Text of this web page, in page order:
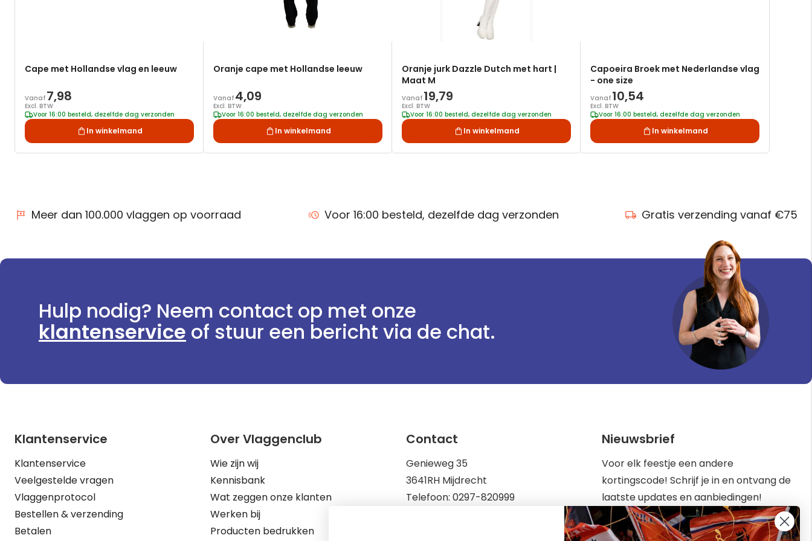
Cape met Hollandse vlag en leeuw
Vanaf 7,98
Excl. BTW
Voor 16:00 besteld, dezelfde dag verzonden
In winkelmand
Oranje cape met Hollandse leeuw
Vanaf 4,09
Excl. BTW
Voor 16:00 besteld, dezelfde dag verzonden
In winkelmand
Oranje jurk Dazzle Dutch met hart |
Maat M
Vanaf 19,79
Excl. BTW
Voor 16:00 besteld, dezelfde dag verzonden
In winkelmand
Capoeira Broek met Nederlandse vlag
- one size
Vanaf 10,54
Excl. BTW
Voor 16:00 besteld, dezelfde dag verzonden
In winkelmand
Meer dan 100.000 vlaggen op voorraad Voor 16:00 besteld, dezelfde dag verzonden Gratis verzending vanaf €75
Hulp nodig? Neem contact op met onze
klantenservice of stuur een bericht via de chat.
Klantenservice
Klantenservice
Veelgestelde vragen
Vlaggenprotocol
Bestellen & verzending
Betalen
Over Vlaggenclub
Wie zijn wij
Kennisbank
Wat zeggen onze klanten
Werken bij
Producten bedrukken
Contact
Genieweg 35
3641RH Mijdrecht
Telefoon: 0297-820999
Nieuwsbrief
Voor elk feestje een andere
kortingscode! Schrijf je in en ontvang de
laatste updates en aanbiedingen!
Abonneer
Inschrijven